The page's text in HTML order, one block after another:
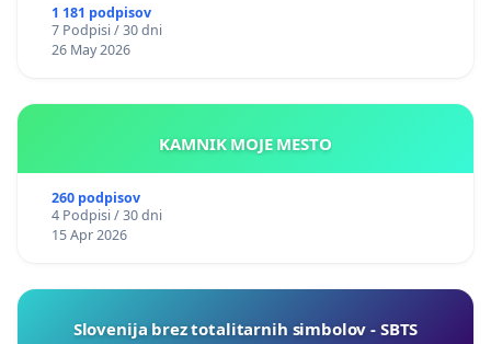
1 181 podpisov
7 Podpisi / 30 dni
26 May 2026
KAMNIK MOJE MESTO
260 podpisov
4 Podpisi / 30 dni
15 Apr 2026
Slovenija brez totalitarnih simbolov - SBTS